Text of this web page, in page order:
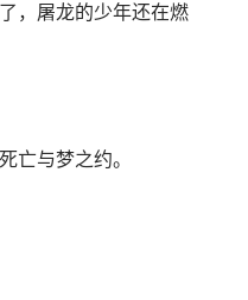
，屠龙的少年还在燃
亡与梦之约。